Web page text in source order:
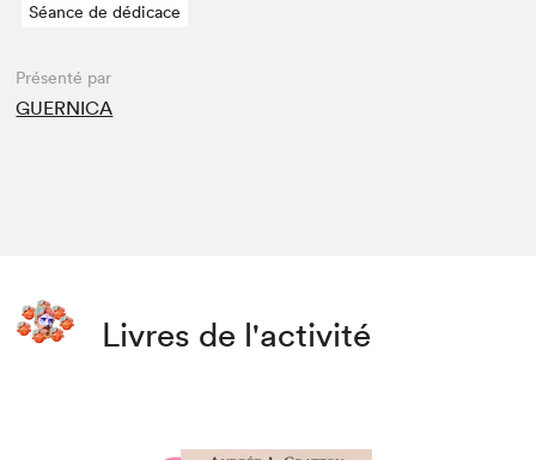
Séance de dédicace
Présenté par
GUERNICA
Livres de l'activité